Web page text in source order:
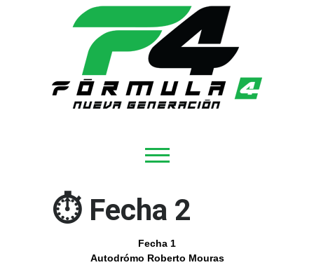
⏱ Fecha 2
Fecha 1
Autodrómo Roberto Mouras